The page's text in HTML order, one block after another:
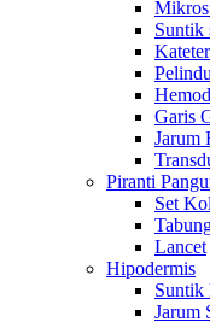
Suntik
Garis
Jarum
Piranti
Set
Lancet
Hipodermis
Suntik
Jarum